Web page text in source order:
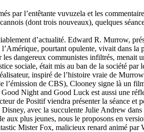
par l’entêtante vuvuzela et les
(dont trois nouveaux), quelques
d’actualité. Edward R. Murrow,
l’Amérique, pourtant opulente, vivait dans la
dangereux communistes infiltrés, menait
sociale, était mis au ban de la société par
inspiré de l’histoire vraie de
de CBS), Clooney signe là un
Night and Good Luck est aussi une
de Positif viendra présenter la séance et
avec la succulente Julie Andrew
plus jeunes, nous le proposons en
Mister Fox, malicieux renard animé